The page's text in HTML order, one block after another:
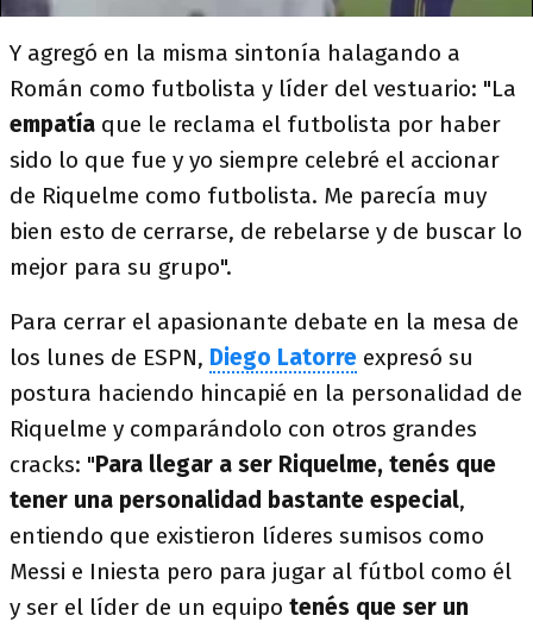
Y agregó en la misma sintonía halagando a
Román como futbolista y líder del vestuario: "La
empatía que le reclama el futbolista por haber
sido lo que fue y yo siempre celebré el accionar
de Riquelme como futbolista. Me parecía muy
bien esto de cerrarse, de rebelarse y de buscar lo
mejor para su grupo".
Para cerrar el apasionante debate en la mesa de
los lunes de ESPN, Diego Latorre expresó su
postura haciendo hincapié en la personalidad de
Riquelme y comparándolo con otros grandes
cracks: "Para llegar a ser Riquelme, tenés que
tener una personalidad bastante especial,
entiendo que existieron líderes sumisos como
Messi e Iniesta pero para jugar al fútbol como él
y ser el líder de un equipo tenés que ser un